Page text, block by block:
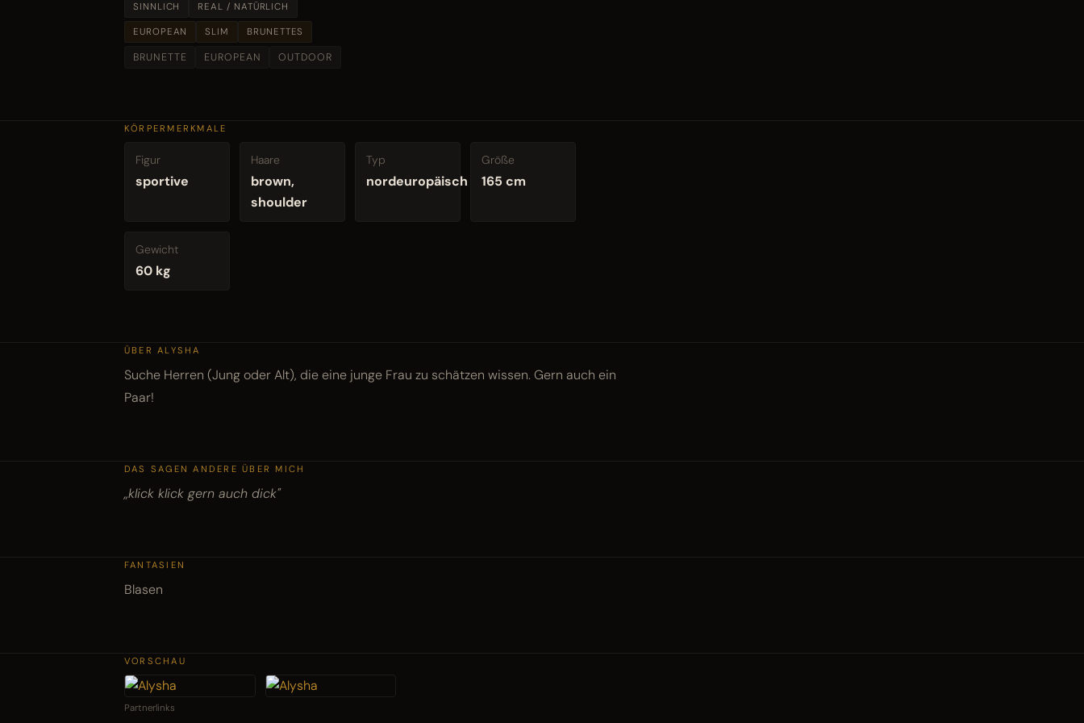
SINNLICH REAL / NATÜRLICH
EUROPEAN SLIM BRUNETTES
BRUNETTE EUROPEAN OUTDOOR
KÖRPERMERKMALE
Figur
sportive
Haare
brown,
shoulder
Typ
nordeuropäisch
Größe
165 cm
Gewicht
60 kg
ÜBER ALYSHA
Suche Herren (Jung oder Alt), die eine junge Frau zu schätzen wissen. Gern auch ein
Paar!
DAS SAGEN ANDERE ÜBER MICH
„klick klick gern auch dick"
FANTASIEN
Blasen
VORSCHAU
Partnerlinks